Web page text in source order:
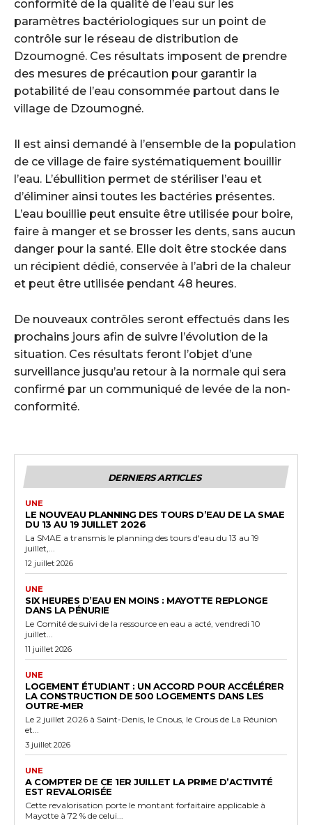
conformité de la qualité de l’eau sur les
paramètres bactériologiques sur un point de
contrôle sur le réseau de distribution de
Dzoumogné. Ces résultats imposent de prendre
des mesures de précaution pour garantir la
potabilité de l’eau consommée partout dans le
village de Dzoumogné.
Il est ainsi demandé à l’ensemble de la population
de ce village de faire systématiquement bouillir
l’eau. L’ébullition permet de stériliser l’eau et
d’éliminer ainsi toutes les bactéries présentes.
L’eau bouillie peut ensuite être utilisée pour boire,
faire à manger et se brosser les dents, sans aucun
danger pour la santé. Elle doit être stockée dans
un récipient dédié, conservée à l’abri de la chaleur
et peut être utilisée pendant 48 heures.
De nouveaux contrôles seront effectués dans les
prochains jours afin de suivre l’évolution de la
situation. Ces résultats feront l’objet d’une
surveillance jusqu’au retour à la normale qui sera
confirmé par un communiqué de levée de la non-
conformité.
DERNIERS ARTICLES
UNE
LE NOUVEAU PLANNING DES TOURS D’EAU DE LA SMAE
DU 13 AU 19 JUILLET 2026
La SMAE a transmis le planning des tours d'eau du 13 au 19
juillet,...
12 juillet 2026
UNE
SIX HEURES D’EAU EN MOINS : MAYOTTE REPLONGE
DANS LA PÉNURIE
Le Comité de suivi de la ressource en eau a acté, vendredi 10
juillet...
11 juillet 2026
UNE
LOGEMENT ÉTUDIANT : UN ACCORD POUR ACCÉLÉRER
LA CONSTRUCTION DE 500 LOGEMENTS DANS LES
OUTRE-MER
Le 2 juillet 2026 à Saint-Denis, le Cnous, le Crous de La Réunion
et...
3 juillet 2026
UNE
A COMPTER DE CE 1ER JUILLET LA PRIME D’ACTIVITÉ
EST REVALORISÉE
Cette revalorisation porte le montant forfaitaire applicable à
Mayotte à 72 % de celui...